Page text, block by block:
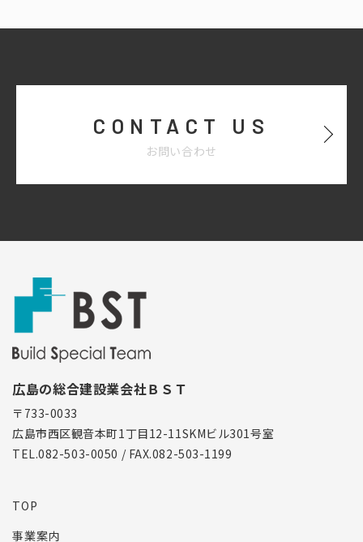
CONTACT US
お問い合わせ
広島の総合建設業会社ＢＳＴ
〒733-0033
広島市西区観音本町1丁目12-11SKMビル301号室
TEL.082-503-0050 / FAX.082-503-1199
TOP
事業案内